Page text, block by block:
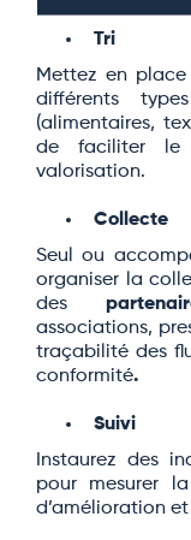
Tri
Mettez en place
différents
(alimentaires,
de faciliter le
valorisation.
Collecte
Seul ou
organiser la
des
associations,
traçabilité des
conformité.
Suivi
Instaurez des
pour mesurer
d’amélioration